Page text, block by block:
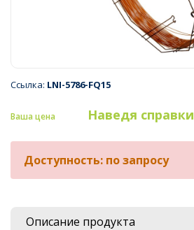
Ссылка: LNI-5786-FQ15
Ваша цена Наведя справки
Доступность: по запросу
Описание продукта